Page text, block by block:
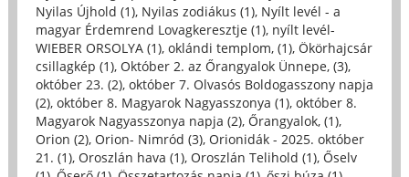
Nyilas Újhold (1), Nyilas zodiákus (1), Nyílt levél - a
magyar Érdemrend Lovagkeresztje (1), nyílt levél-
WIEBER ORSOLYA (1), oklándi templom, (1), Ökörhajcsár
csillagkép (1), Október 2. az Őrangyalok Ünnepe, (3),
október 23. (2), október 7. Olvasós Boldogasszony napja
(2), október 8. Magyarok Nagyasszonya (1), október 8.
Magyarok Nagyasszonya napja (2), Őrangyalok, (1),
Orion (2), Orion- Nimród (3), Orionidák - 2025. október
21. (1), Oroszlán hava (1), Oroszlán Telihold (1), Őselv